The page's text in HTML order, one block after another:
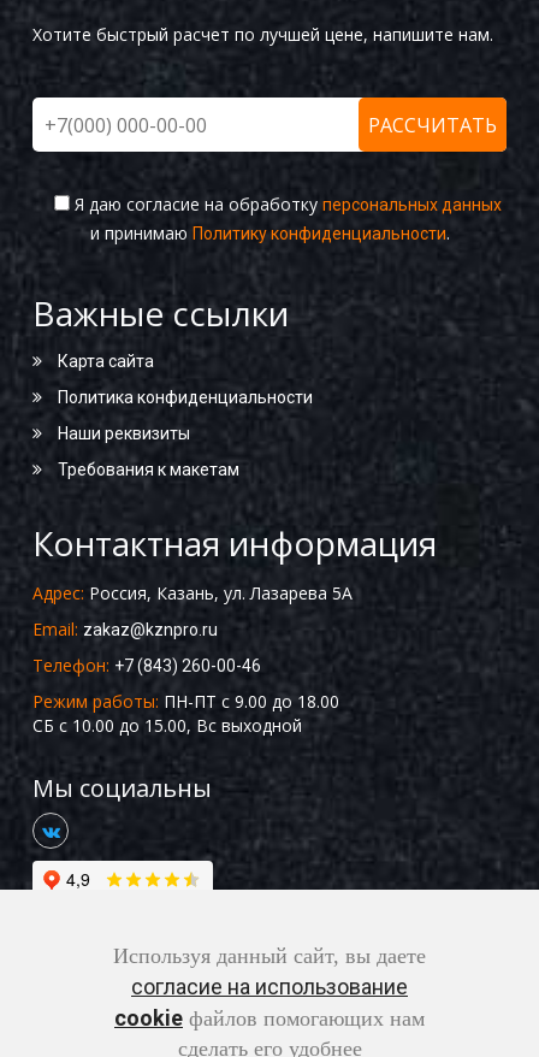
Хотите быстрый расчет по лучшей цене, напишите нам.
Я даю согласие на обработку персональных данных
и принимаю Политику конфиденциальности.
Важные ссылки
Карта сайта
Политика конфиденциальности
Наши реквизиты
Требования к макетам
Контактная информация
Адрес: Россия, Казань, ул. Лазарева 5А
Email: zakaz@kznpro.ru
Телефон: +7 (843) 260-00-46
Режим работы: ПН-ПТ с 9.00 до 18.00
СБ с 10.00 до 15.00, Вс выходной
Мы социальны
Copyright ©2026 Все права защищены |
Используя данный сайт, вы даете
согласие на использование
cookie файлов помогающих нам
сделать его удобнее